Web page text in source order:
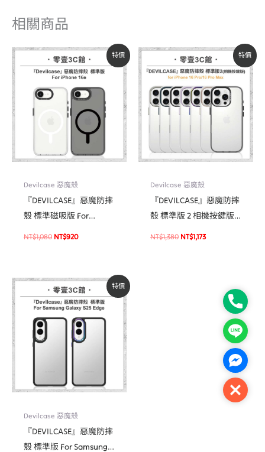
相關商品
特價
Devilcase 惡魔殼
『DEVILCASE』惡魔防摔
殼 標準磁吸版 For
iPhone 16e 軍規手機殼
NT$1,080
原
始
價
格：
NT$1,080。
NT$920
目
前
價
格：
NT$920。
特價
Devilcase 惡魔殼
『DEVILCASE』惡魔防摔
殼 標準版 2 相機按鍵版
For iPhone 16 Pro/16 Pro
NT$1,380
原
始
價
格：
NT$1,380。
NT$1,173
目
前
價
格：
NT$1,173。
特價
Devilcase 惡魔殼
『DEVILCASE』惡魔防摔
殼 標準版 For Samsung
原
始
價
格：
NT$980。
目
前
價
格：
NT$830。
Phone
Line
Close